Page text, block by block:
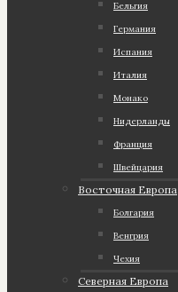
Бельгия
Германия
Испания
Италия
Монако
Нидерланды
Франция
Швейцария
Восточная Европа
Болгария
Венгрия
Чехия
Северная Европа